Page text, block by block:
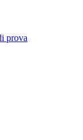
prova